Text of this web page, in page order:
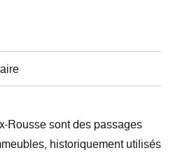
Rousse sont des passages
historiquement utilisés